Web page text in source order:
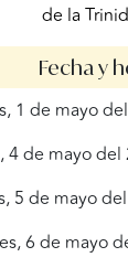
de la
Fecha y
1 de mayo
4 de mayo del
5 de mayo
6 de mayo